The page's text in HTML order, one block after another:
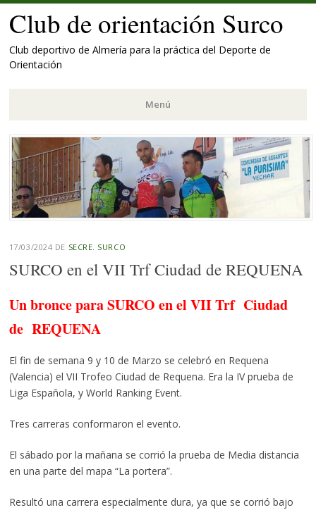
Club de orientación Surco
Club deportivo de Almería para la práctica del Deporte de
Orientación
Menú
Saltar
al
contenido.
17/03/2024 DE SECRE. SURCO
SURCO en el VII Trf Ciudad de REQUENA
Un bronce para SURCO en el VII Trf Ciudad
de REQUENA
El fin de semana 9 y 10 de Marzo se celebró en Requena
(Valencia) el VII Trofeo Ciudad de Requena. Era la IV prueba de
Liga Española, y World Ranking Event.
Tres carreras conformaron el evento.
El sábado por la mañana se corrió la prueba de Media distancia
en una parte del mapa “La portera”.
Resultó una carrera especialmente dura, ya que se corrió bajo